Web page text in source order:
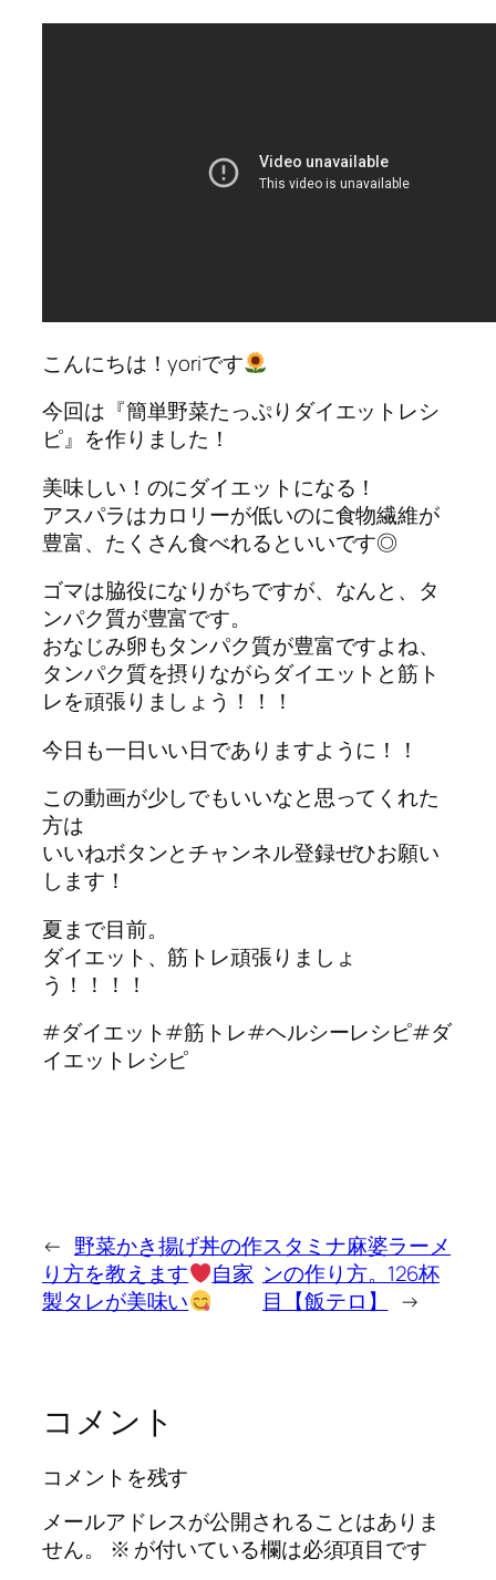
こんにちは！yoriです
今回は『簡単野菜たっぷりダイエットレシ
ピ』を作りました！
美味しい！のにダイエットになる！
アスパラはカロリーが低いのに食物繊維が
豊富、たくさん食べれるといいです◎
ゴマは脇役になりがちですが、なんと、タ
ンパク質が豊富です。
おなじみ卵もタンパク質が豊富ですよね、
タンパク質を摂りながらダイエットと筋ト
レを頑張りましょう！！！
今日も一日いい日でありますように！！
この動画が少しでもいいなと思ってくれた
方は
いいねボタンとチャンネル登録ぜひお願い
します！
夏まで目前。
ダイエット、筋トレ頑張りましょ
う！！！！
#ダイエット#筋トレ#ヘルシーレシピ#ダ
イエットレシピ
← 野菜かき揚げ丼の作
り方を教えます
自家
製タレが美味い
スタミナ麻婆ラーメ
ンの作り方。126杯
目【飯テロ】
→
コメント
コメントを残す
メールアドレスが公開されることはありま
せん。
※ が付いている欄は必須項目です